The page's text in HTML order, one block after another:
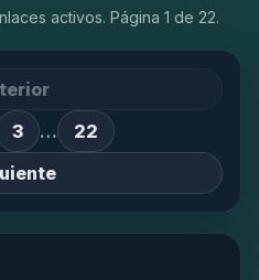
activos. Página 1 de 22.
3 …
22